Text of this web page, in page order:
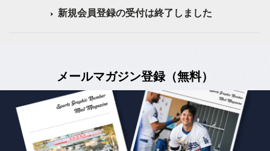
新規会員登録の受付は終了しました
メールマガジン登録（無料）